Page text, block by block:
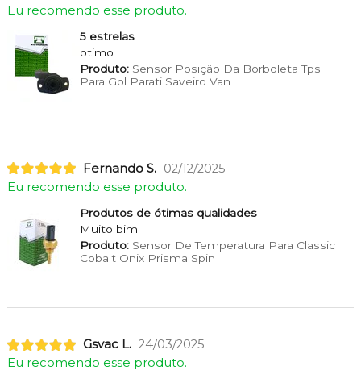
Eu recomendo esse produto.
5 estrelas
otimo
Produto:Sensor Posição Da Borboleta Tps
Para Gol Parati Saveiro Van
Fernando S. 02/12/2025
Eu recomendo esse produto.
Produtos de ótimas qualidades
Muito bim
Produto:Sensor De Temperatura Para Classic
Cobalt Onix Prisma Spin
Gsvac L. 24/03/2025
Eu recomendo esse produto.